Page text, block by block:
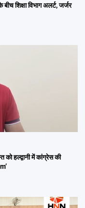
शिक्षा विभाग अलर्ट, जर्जर
हल्द्वानी में कांग्रेस की